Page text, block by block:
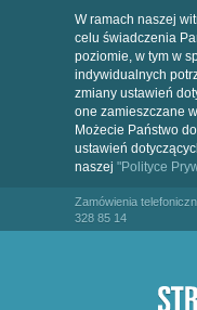
W ramach naszej
celu świadczenia
poziomie, w tym w
indywidualnych
zmiany ustawień
one zamieszczane
Możecie Państwo
ustawień
naszej "Polityce
Zamówienia
328 85 14